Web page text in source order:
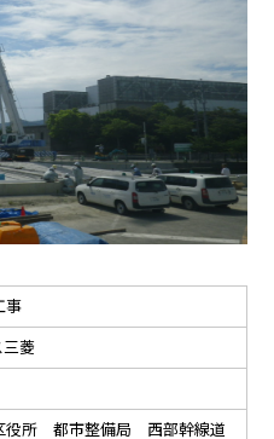
事
三菱
所 都市整備局 西部幹線道